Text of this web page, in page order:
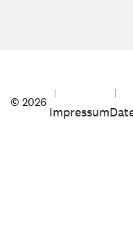
© 2026
Impressum